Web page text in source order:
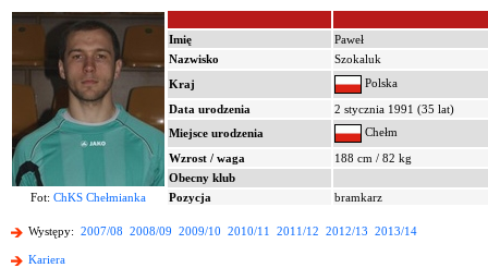
Imię
Paweł
Nazwisko
Szokaluk
Kraj
Polska
Data urodzenia
2 stycznia 1991 (35 lat)
Miejsce urodzenia
Chełm
Wzrost / waga
188 cm / 82 kg
Obecny klub
Fot: ChKS Chełmianka Pozycja bramkarz
Występy: 2007/08 2008/09 2009/10 2010/11 2011/12 2012/13 2013/14
Kariera